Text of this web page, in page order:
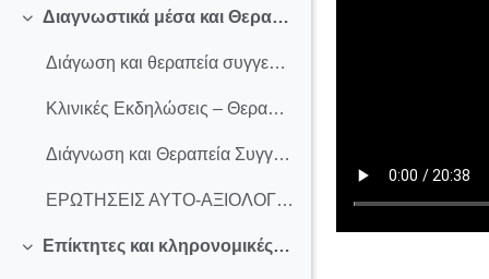
Collapse
Διαγνωστικά μέσα και Θεραπευτικές προσεγγίσεις
Διάγωση και θεραπεία συγγενών καρδιοπαθειών
Κλινικές Εκδηλώσεις – Θεραπεία Συγγενών Καρδιοπαθειών
Διάγνωση και Θεραπεία Συγγενών Καρδιοπαθειών
ΕΡΩΤΗΣΕΙΣ ΑΥΤΟ-ΑΞΙΟΛΟΓΗΣΗΣ
Collapse
Επίκτητες και κληρονομικές καρδιοπάθειες στην παιδική ηλικία